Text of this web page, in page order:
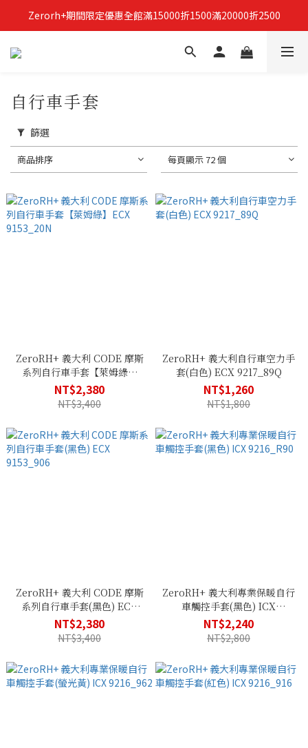
立即加入Zerorh+官網會員，獲得購物禮金
Zerorh+期間限定優惠全館滿15000折1500滿20000折2500
立即加入Zerorh+官網會員，獲得購物禮金
自行車手套
篩選
商品排序 每頁顯示 72 個
ZeroRH+ 義大利 CODE 摩斯
系列自行車手套【萊姆綠】
ECX 9153_20N
NT$2,380
NT$3,400
ZeroRH+ 義大利自行車空力手
套(白色) ECX 9217_89Q
NT$1,260
NT$1,800
ZeroRH+ 義大利 CODE 摩斯
系列自行車手套(黑色) ECX
9153_906
NT$2,380
NT$3,400
ZeroRH+ 義大利專業保暖自行
車觸控手套(黑色) ICX
9216_R90
NT$2,240
NT$2,800